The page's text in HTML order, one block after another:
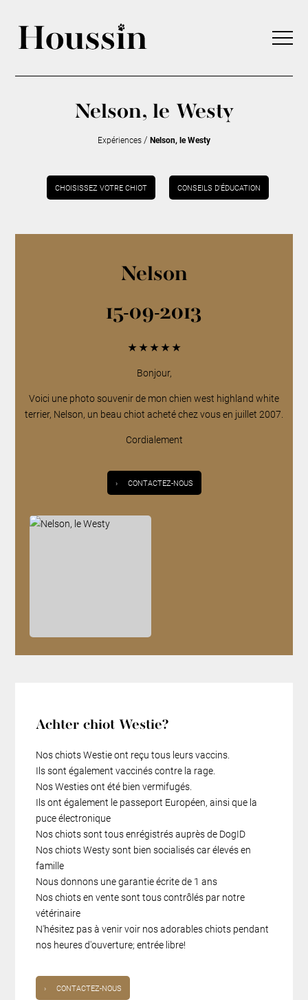
Nelson, le Westy
Expériences/ Nelson, le Westy
CHOISISSEZ VOTRE CHIOT CONSEILS D’ÉDUCATION
Nelson
15-09-2013
★★★★★
Bonjour,
Voici une photo souvenir de mon chien west highland white
terrier, Nelson, un beau chiot acheté chez vous en juillet 2007.
Cordialement
› CONTACTEZ-NOUS
Achter chiot Westie?
Nos chiots Westie ont reçu tous leurs vaccins.
Ils sont également vaccinés contre la rage.
Nos Westies ont été bien vermifugés.
Ils ont également le passeport Européen, ainsi que la
puce électronique
Nos chiots sont tous enrégistrés auprès de DogID
Nos chiots Westy sont bien socialisés car élevés en
famille
Nous donnons une garantie écrite de 1 ans
Nos chiots en vente sont tous contrôlés par notre
vétérinaire
N'hésitez pas à venir voir nos adorables chiots pendant
nos heures d'ouverture; entrée libre!
› CONTACTEZ-NOUS